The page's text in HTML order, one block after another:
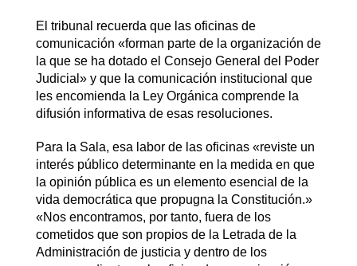
El tribunal recuerda que las oficinas de
comunicación «forman parte de la organización de
la que se ha dotado el Consejo General del Poder
Judicial» y que la comunicación institucional que
les encomienda la Ley Orgánica comprende la
difusión informativa de esas resoluciones.
Para la Sala, esa labor de las oficinas «reviste un
interés público determinante en la medida en que
la opinión pública es un elemento esencial de la
vida democrática que propugna la Constitución.»
«Nos encontramos, por tanto, fuera de los
cometidos que son propios de la Letrada de la
Administración de justicia y dentro de los